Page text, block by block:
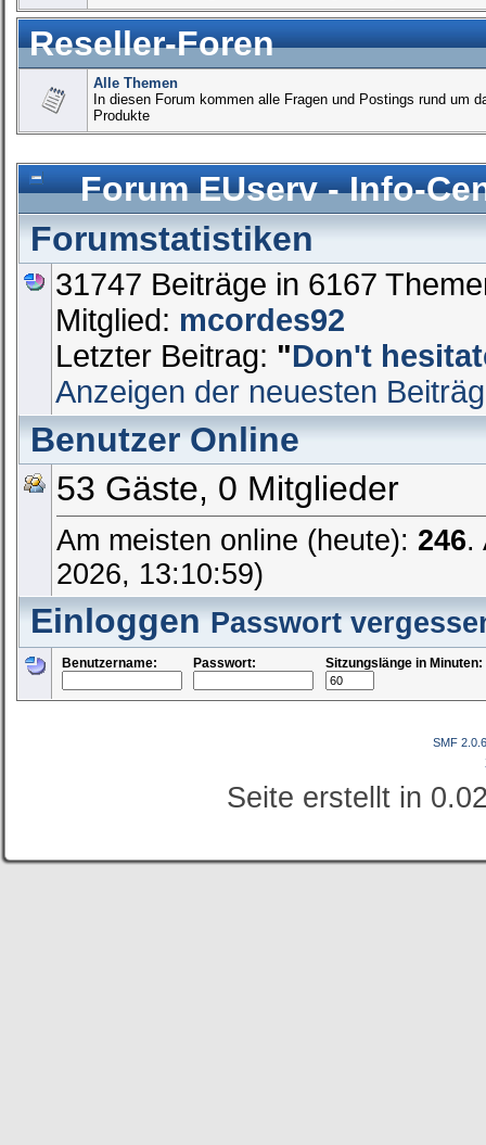
Reseller-Foren
Alle Themen
In diesen Forum kommen alle Fragen und Postings rund um
Produkte
Forum EUserv - Info-
Forumstatistiken
31747 Beiträge in 6167
Mitglied: mcordes92
Letzter Beitrag: "Don't
Anzeigen der neuesten
Benutzer Online
53 Gäste, 0 Mitglieder
Am meisten online (heute): 246.
2026, 13:10:59)
EinloggenPasswort
Benutzername: Passwort: Sitzungslänge in Minuten:
SMF 2.0.6
Seite erstellt in